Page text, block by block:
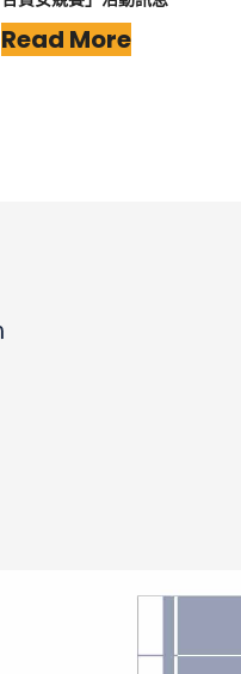
Read More